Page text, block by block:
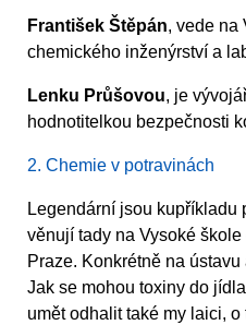
František Štěpán, vede na
chemického inženýrství a
Lenku Průšovou, je
hodnotitelkou bezpečnosti
2. Chemie v potravinách
Legendární jsou kupříkladu
věnují tady na Vysoké
Praze. Konkrétně na
Jak se mohou toxiny do
umět odhalit také my laici,